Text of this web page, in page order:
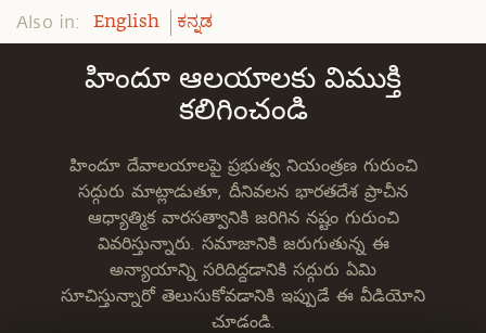
Also in: English ಕನ್ನಡ
హిందూ ఆలయాలకు విముక్తి
కలిగించండి
హిందూ దేవాలయాలపై ప్రభుత్వ నియంత్రణ గురుంచి
సద్గురు మాట్లాడుతూ, దీనివలన భారతదేశ ప్రాచీన
ఆధ్యాత్మిక వారసత్వానికి జరిగిన నష్టం గురుంచి
వివరిస్తున్నారు. సమాజానికి జరుగుతున్న ఈ
అన్యాయాన్ని సరిదిద్దడానికి సద్గురు ఏమి
సూచిస్తున్నారో తెలుసుకోవడానికి ఇప్పుడే ఈ వీడియోని
చూడండి.